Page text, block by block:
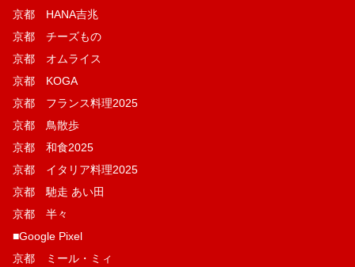
京都 HANA吉兆
京都 チーズもの
京都 オムライス
京都 KOGA
京都 フランス料理2025
京都 鳥散歩
京都 和食2025
京都 イタリア料理2025
京都 馳走 あい田
京都 半々
■Google Pixel
京都 ミール・ミィ